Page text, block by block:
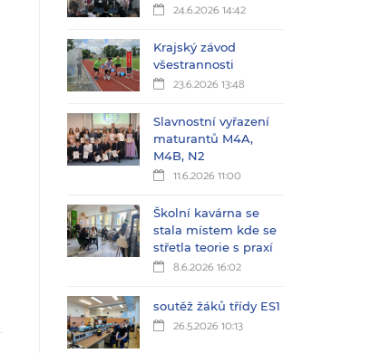
24.6.2026 14:42
Krajský závod
všestrannosti
23.6.2026 13:48
Slavnostní vyřazení
maturantů M4A,
M4B, N2
11.6.2026 11:00
Školní kavárna se
stala místem kde se
střetla teorie s praxí
8.6.2026 16:02
soutěž žáků třídy ES1
26.5.2026 10:13